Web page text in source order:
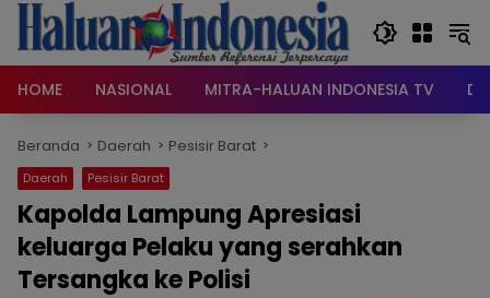
Langsung
konten
HOME
NASIONAL MITRA-HALUAN INDONESIA TV
Beranda Daerah Pesisir Barat
Daerah Pesisir Barat
Kapolda Lampung Apresiasi
keluarga Pelaku yang serahkan
Tersangka ke Polisi